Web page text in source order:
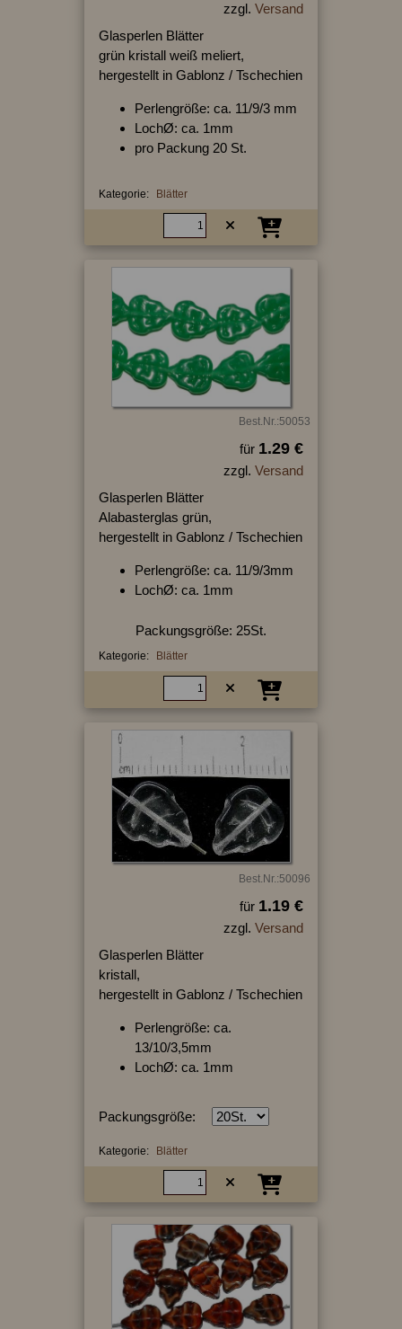
zzgl. Versand
Glasperlen Blätter
grün kristall weiß meliert,
hergestellt in Gablonz / Tschechien
Perlengröße: ca. 11/9/3 mm
LochØ: ca. 1mm
pro Packung 20 St.
Kategorie: Blätter
Best.Nr.:50053
für 1.29 €
zzgl. Versand
Glasperlen Blätter
Alabasterglas grün,
hergestellt in Gablonz / Tschechien
Perlengröße: ca. 11/9/3mm
LochØ: ca. 1mm
Packungsgröße: 25St.
Kategorie: Blätter
Best.Nr.:50096
für 1.19 €
zzgl. Versand
Glasperlen Blätter
kristall,
hergestellt in Gablonz / Tschechien
Perlengröße: ca.
13/10/3,5mm
LochØ: ca. 1mm
Packungsgröße:
Kategorie: Blätter